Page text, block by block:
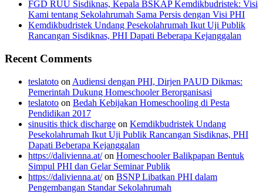
FGD RUU Sisdiknas, Kepala BSKAP Kemdikbudristek: Visi
Kami tentang Sekolahrumah Sama Persis dengan Visi PHI
Kemdikbudristek Undang Pesekolahrumah Ikut Uji Publik
Rancangan Sisdiknas, PHI Dapati Beberapa Kejanggalan
Recent Comments
teslatoto on Audiensi dengan PHI, Dirjen PAUD Dikmas:
Pemerintah Dukung Homeschooler Berorganisasi
teslatoto on Bedah Kebijakan Homeschooling di Pesta
Pendidikan 2017
sinusitis thick discharge on Kemdikbudristek Undang
Pesekolahrumah Ikut Uji Publik Rancangan Sisdiknas, PHI
Dapati Beberapa Kejanggalan
https://dalivienna.at/on Homeschooler Balikpapan Bentuk
Simpul PHI dan Gelar Seminar Publik
https://dalivienna.at/on BSNP Libatkan PHI dalam
Pengembangan Standar Sekolahrumah